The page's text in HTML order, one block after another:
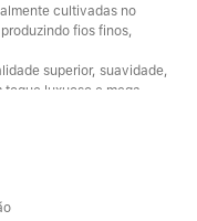
cultivadas no
fios finos,
superior, suavidade,
luxuoso e mega